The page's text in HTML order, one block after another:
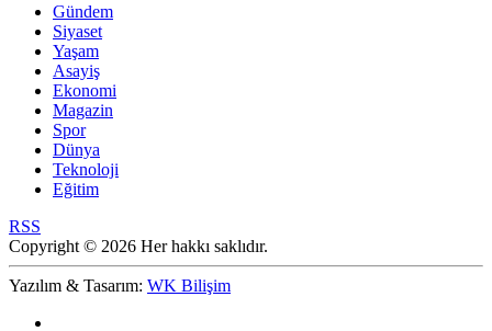
Gündem
Siyaset
Yaşam
Asayiş
Ekonomi
Magazin
Spor
Dünya
Teknoloji
Eğitim
RSS
Copyright © 2026 Her hakkı saklıdır.
Yazılım & Tasarım: WK Bilişim